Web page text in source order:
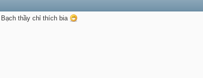
Bạch thầy chỉ thích bia